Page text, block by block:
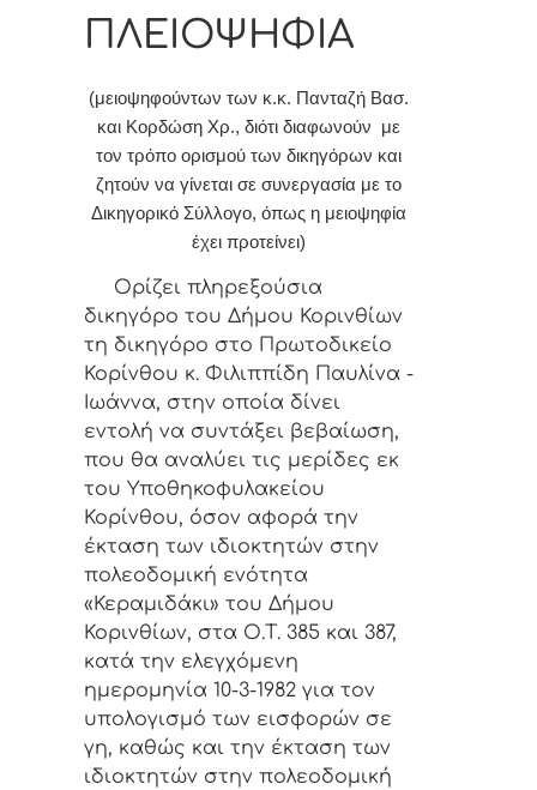
ΠΛΕΙΟΨΗΦΙΑ
(μειοψηφούντων των κ.κ. Πανταζή Βασ.
και Κορδώση Χρ., διότι διαφωνούν με
τον τρόπο ορισμού των δικηγόρων και
ζητούν να γίνεται σε συνεργασία με το
Δικηγορικό Σύλλογο, όπως η μειοψηφία
έχει προτείνει)
Ορίζει πληρεξούσια
δικηγόρο του Δήμου Κορινθίων
τη δικηγόρο στο Πρωτοδικείο
Κορίνθου κ. Φιλιππίδη Παυλίνα -
Ιωάννα, στην οποία δίνει
εντολή να συντάξει βεβαίωση,
που θα αναλύει τις μερίδες εκ
του Υποθηκοφυλακείου
Κορίνθου, όσον αφορά την
έκταση των ιδιοκτητών στην
πολεοδομική ενότητα
«Κεραμιδάκι» του Δήμου
Κορινθίων, στα Ο.Τ. 385 και 387,
κατά την ελεγχόμενη
ημερομηνία 10-3-1982 για τον
υπολογισμό των εισφορών σε
γη, καθώς και την έκταση των
ιδιοκτητών στην πολεοδομική